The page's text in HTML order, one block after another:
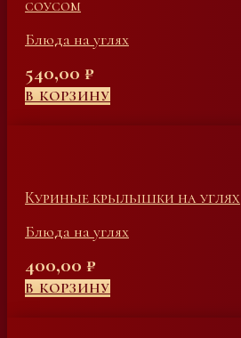
соусом
Блюда на углях
540,00 ₽
В КОРЗИНУ
Куриные крылышки на углях
Блюда на углях
400,00 ₽
В КОРЗИНУ